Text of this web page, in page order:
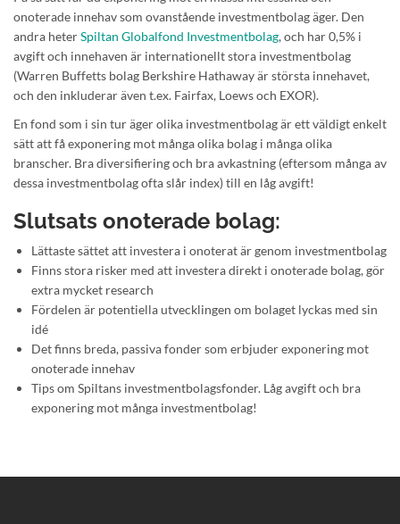
onoterade innehav som ovanstående investmentbolag äger. Den
andra heterSpiltan Globalfond Investmentbolag, och har 0,5% i
avgift och innehaven är internationellt stora investmentbolag
(Warren Buffetts bolag Berkshire Hathaway är största innehavet,
och den inkluderar även t.ex. Fairfax, Loews och EXOR).
En fond som i sin tur äger olika investmentbolag är ett väldigt enkelt
sätt att få exponering mot många olika bolag i många olika
branscher. Bra diversifiering och bra avkastning (eftersom många av
dessa investmentbolag ofta slår index) till en låg avgift!
Slutsats onoterade bolag:
Lättaste sättet att investera i onoterat är genom investmentbolag
Finns stora risker med att investera direkt i onoterade bolag, gör
extra mycket research
Fördelen är potentiella utvecklingen om bolaget lyckas med sin
idé
Det finns breda, passiva fonder som erbjuder exponering mot
onoterade innehav
Tips om Spiltans investmentbolagsfonder. Låg avgift och bra
exponering mot många investmentbolag!